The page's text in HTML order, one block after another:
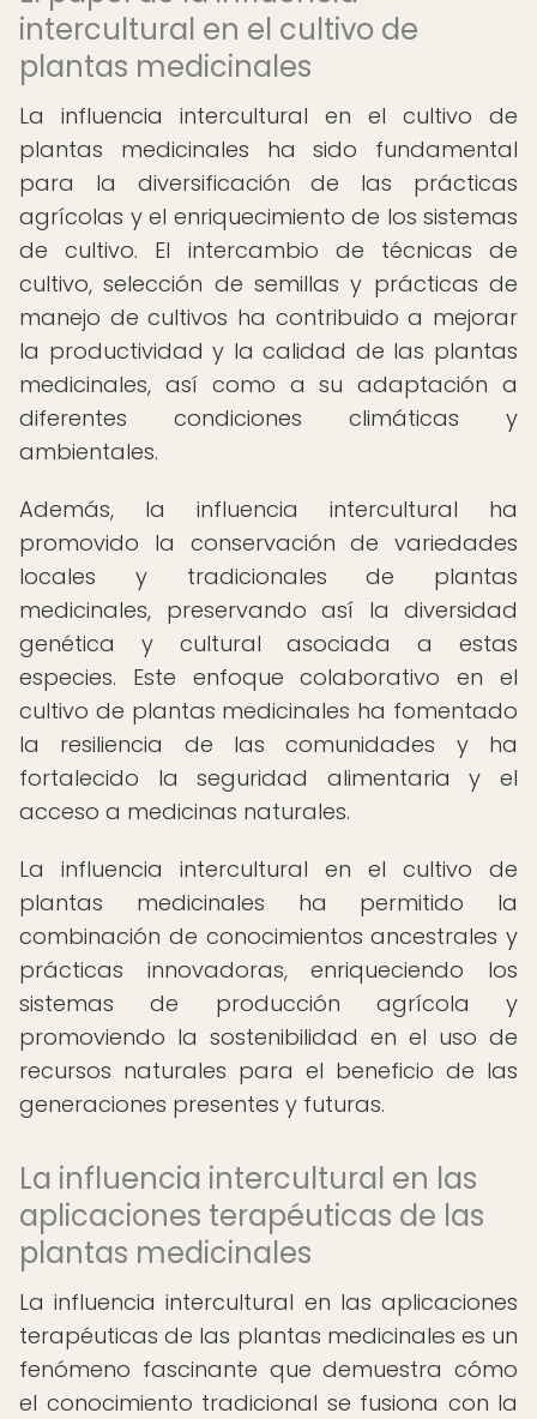
intercultural en el cultivo de
plantas medicinales
La influencia intercultural en el cultivo de
plantas medicinales ha sido fundamental
para la diversificación de las prácticas
agrícolas y el enriquecimiento de los sistemas
de cultivo. El intercambio de técnicas de
cultivo, selección de semillas y prácticas de
manejo de cultivos ha contribuido a mejorar
la productividad y la calidad de las plantas
medicinales, así como a su adaptación a
diferentes condiciones climáticas y
ambientales.
Además, la influencia intercultural ha
promovido la conservación de variedades
locales y tradicionales de plantas
medicinales, preservando así la diversidad
genética y cultural asociada a estas
especies. Este enfoque colaborativo en el
cultivo de plantas medicinales ha fomentado
la resiliencia de las comunidades y ha
fortalecido la seguridad alimentaria y el
acceso a medicinas naturales.
La influencia intercultural en el cultivo de
plantas medicinales ha permitido la
combinación de conocimientos ancestrales y
prácticas innovadoras, enriqueciendo los
sistemas de producción agrícola y
promoviendo la sostenibilidad en el uso de
recursos naturales para el beneficio de las
generaciones presentes y futuras.
La influencia intercultural en las
aplicaciones terapéuticas de las
plantas medicinales
La influencia intercultural en las aplicaciones
terapéuticas de las plantas medicinales es un
fenómeno fascinante que demuestra cómo
el conocimiento tradicional se fusiona con la